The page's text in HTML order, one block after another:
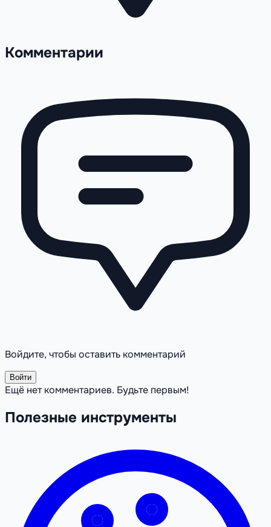
Комментарии
Войдите, чтобы оставить комментарий
Войти
Ещё нет комментариев. Будьте первым!
Полезные инструменты